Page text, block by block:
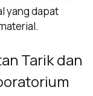
yang dapat
Tarik dan